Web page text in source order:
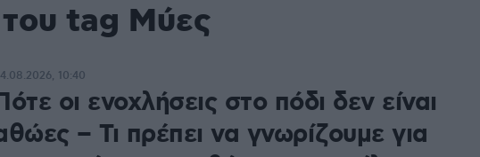
tag Μύες
οι ενοχλήσεις στο πόδι δεν είναι
– Τι πρέπει να γνωρίζουμε για
10:40